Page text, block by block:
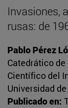
Invasiones,
rusas: de
Pablo Pérez
Catedrático
Científico del
Universidad
Publicado en: